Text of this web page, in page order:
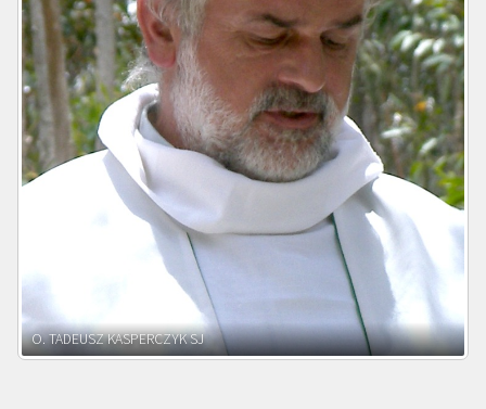
O. ADNRZEJ LEŚNIARA SJ